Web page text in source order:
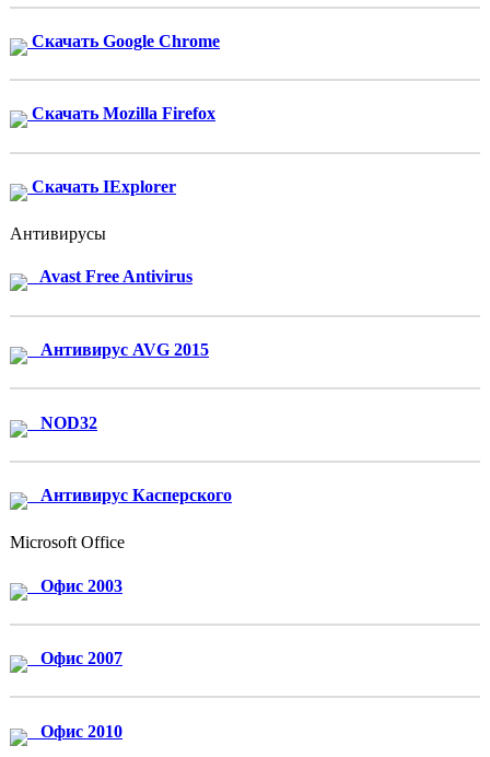
Скачать Google Chrome
Скачать Mozilla Firefox
Скачать IExplorer
Антивирусы
Avast Free Antivirus
Антивирус AVG 2015
NOD32
Антивирус Касперского
Microsoft Office
Офис 2003
Офис 2007
Офис 2010